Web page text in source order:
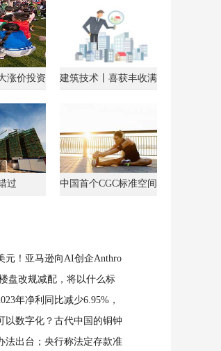
涨价投资 建筑技术丨喜获丰收满
过 中国首个CGC标准空间
元！亚马逊向AI创企Anthro
盘改规减配，将以什么标
年净利同比减少6.95%，
以数字化？古代中国的铜钟
法出台；央行称法定存款准